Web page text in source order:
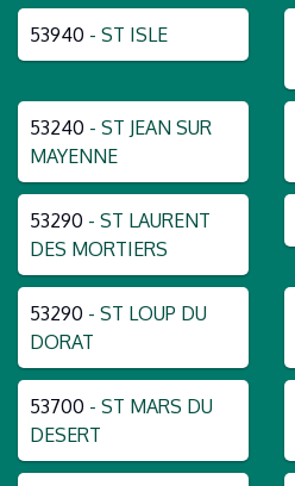
53940 - ST ISLE
53240 - ST JEAN SUR
MAYENNE
53290 - ST LAURENT
DES MORTIERS
53290 - ST LOUP DU
DORAT
53700 - ST MARS DU
DESERT